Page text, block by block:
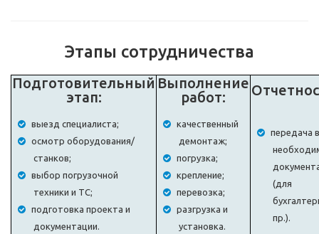
Этапы сотрудничества
Подготовительный
этап:
Выполнение
работ:
выезд специалиста;
осмотр оборудования/
станков;
выбор погрузочной
техники и ТС;
подготовка проекта и
документации.
качественный
демонтаж;
погрузка;
крепление;
перевозка;
разгрузка и
установка.
передача
(для
пр.).